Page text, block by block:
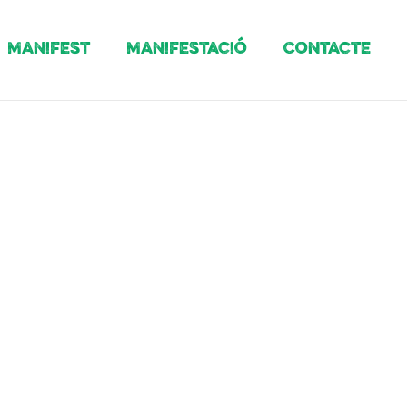
Manifest Manifestació Contacte